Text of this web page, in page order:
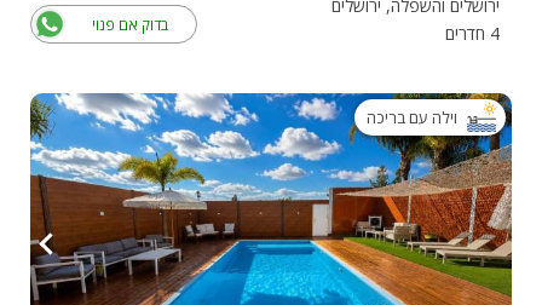
ירושלים והשפלה, ירושלים
4 חדרים
בדוק אם פנוי
וילה עם בריכה